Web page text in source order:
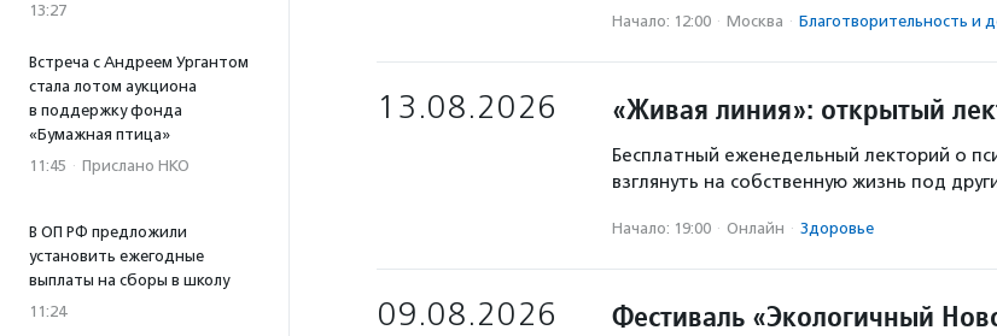
13:27
Встреча с Андреем Ургантом
стала лотом аукциона
в поддержку фонда
«Бумажная птица»
11:45 · Прислано НКО
В ОП РФ предложили
установить ежегодные
выплаты на сборы в школу
11:24
Начало: 12:00 · Москва · Благотвори­тель­ность и
13.08.2026 «Живая линия»: открытый
Бесплатный еженедельный лекторий о
взглянуть на собственную жизнь под
Начало: 19:00 · Онлайн · Здоровье
09.08.2026 Фестиваль «Экологичный